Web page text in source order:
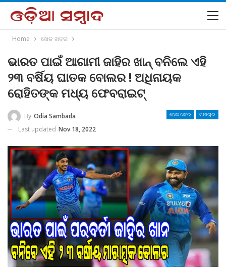
Home ଖେଳ ଖବର
ଭାରତ ପାଇଁ ଆଗାମୀ ଜାହିର ଖାନ୍ ବନିଲେ ଏହି
୨୩ ବର୍ଷିୟ ଘାତକ ବୋଲର ! ଅଧିନାୟକ
ରୋହିତଙ୍କ ମଧ୍ୟ ଫେବରାଇଟ୍
ଖେଳ ଖବର ସମାଚାର
By Odia Sambada
Last updated Nov 18, 2022